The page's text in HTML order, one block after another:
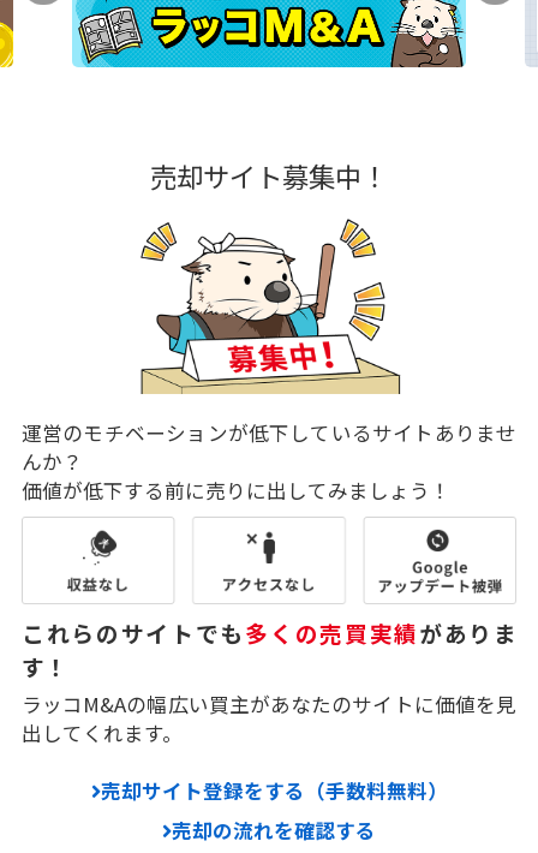
売却サイト募集中！
運営のモチベーションが低下しているサイトありませ
んか？
価値が低下する前に売りに出してみましょう！
これらのサイトでも多くの売買実績がありま
す！
ラッコM&Aの幅広い買主があなたのサイトに価値を見
出してくれます。
売却サイト登録をする（手数料無料）
売却の流れを確認する